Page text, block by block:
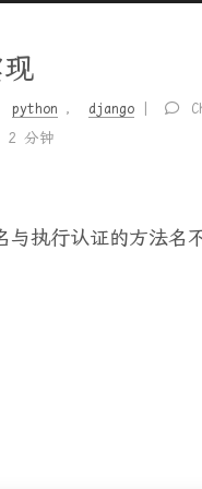
python ， django
2 分钟
执行认证的方法名